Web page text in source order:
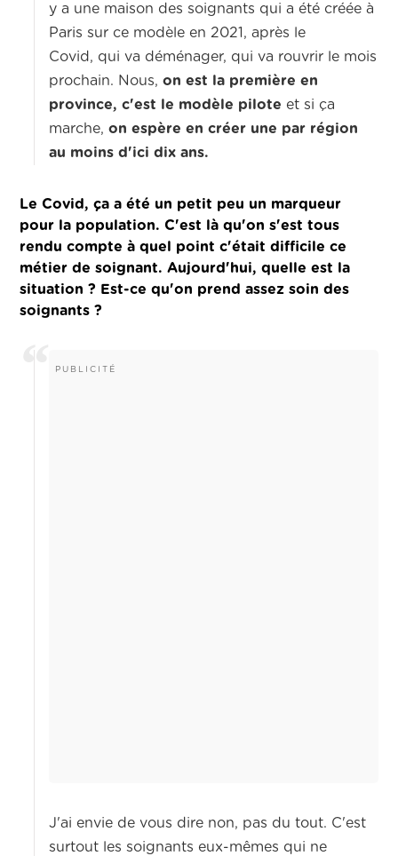
y a une maison des soignants qui a été créée à
Paris sur ce modèle en 2021, après le
Covid, qui va déménager, qui va rouvrir le mois
prochain. Nous,on est la première en
province, c'est le modèle pilote et si ça
marche,on espère en créer une par région
au moins d'ici dix ans.
Le Covid, ça a été un petit peu un marqueur
pour la population. C'est là qu'on s'est tous
rendu compte à quel point c'était difficile ce
métier de soignant. Aujourd'hui, quelle est la
situation ? Est-cequ'on prend assez soin des
soignants ?
J'ai envie de vous dire non, pas du tout. C'est
surtout les soignants eux-mêmes qui ne